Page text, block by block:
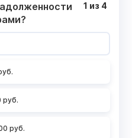
руб.
руб.
1 из 4